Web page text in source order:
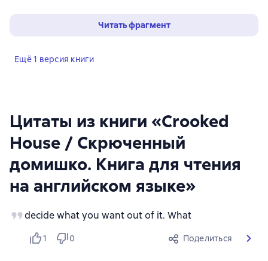
Цитаты из книги «Crooked
House / Скрюченный
домишко. Книга для чтения
на английском языке»
decide what you want out of it. What
1 0 Поделиться
Читать фрагмент
Ещё 1 версия книги